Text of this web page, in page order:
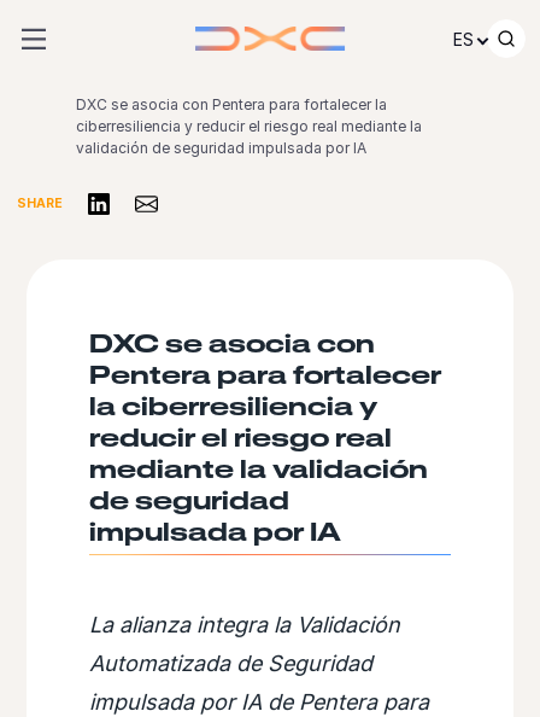
ES
DXC se asocia con Pentera para fortalecer la
ciberresiliencia y reducir el riesgo real mediante la
validación de seguridad impulsada por IA
SHARE Compartir en LinkedIn
Share via Email
DXC se asocia con
Pentera para fortalecer
la ciberresiliencia y
reducir el riesgo real
mediante la validación
de seguridad
impulsada por IA
La alianza integra la Validación
Automatizada de Seguridad
impulsada por IA de Pentera para